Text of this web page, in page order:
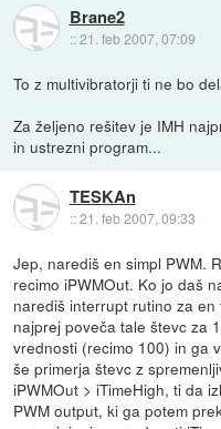
Brane2
::21. feb 2007, 07:09
To z multivibratorji ti ne bo
Za željeno rešitev je IMH
in ustrezni program...
TESKAn
::21. feb 2007, 09:33
Jep, narediš en simpl PWM.
recimo iPWMOut. Ko jo daš
narediš interrupt rutino za
najprej poveča tale števc za
vrednosti (recimo 100) in ga
še primerja števc z
iPWMOut > iTimeHigh, ti da
PWM output, ki ga potem